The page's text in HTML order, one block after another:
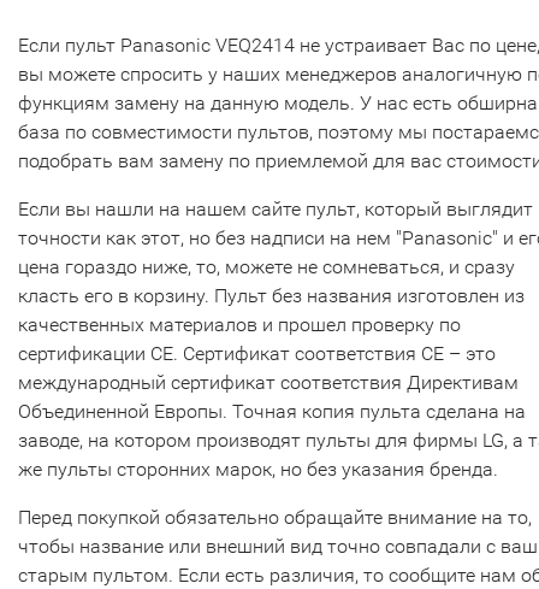
Если пульт Panasonic VEQ2414 не устраивает Вас по
вы можете спросить у наших менеджеров аналогичную
функциям замену на данную модель. У нас есть
база по совместимости пультов, поэтому мы
подобрать вам замену по приемлемой для вас
Если вы нашли на нашем сайте пульт, который выглядит
точности как этот, но без надписи на нем "Panasonic" и
цена гораздо ниже, то, можете не сомневаться, и сразу
класть его в корзину. Пульт без названия изготовлен из
качественных материалов и прошел проверку по
сертификации CE. Сертификат соответствия СЕ – это
международный сертификат соответствия Директивам
Объединенной Европы. Точная копия пульта сделана на
заводе, на котором производят пульты для фирмы LG, а
же пульты сторонних марок, но без указания бренда.
Перед покупкой обязательно обращайте внимание на то,
чтобы название или внешний вид точно совпадали с
старым пультом. Если есть различия, то сообщите нам